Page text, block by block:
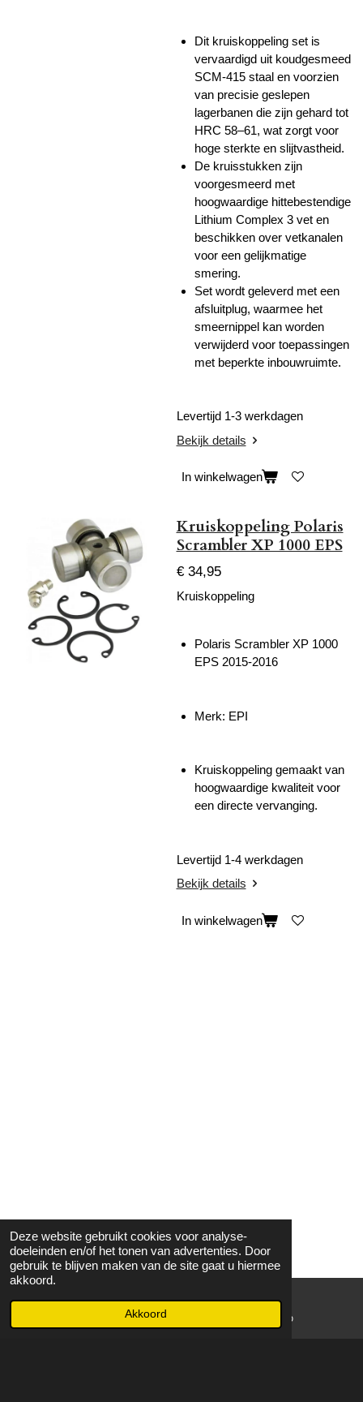
Deze website gebruikt cookies voor analyse-
doeleinden en/of het tonen van advertenties. Door
gebruik te blijven maken van de site gaat u hiermee
akkoord.
Akkoord
Dit kruiskoppeling set is
vervaardigd uit koudgesmeed
SCM-415 staal en voorzien
van precisie geslepen
lagerbanen die zijn gehard tot
HRC 58–61, wat zorgt voor
hoge sterkte en slijtvastheid.
De kruisstukken zijn
voorgesmeerd met
hoogwaardige hittebestendige
Lithium Complex 3 vet en
beschikken over vetkanalen
voor een gelijkmatige
smering.
Set wordt geleverd met een
afsluitplug, waarmee het
smeernippel kan worden
verwijderd voor toepassingen
met beperkte inbouwruimte.
Levertijd 1-3 werkdagen
Bekijk details
In winkelwagen
Kruiskoppeling Polaris
Scrambler XP 1000 EPS
€ 34,95
Kruiskoppeling
Polaris Scrambler XP 1000
EPS 2015-2016
Merk: EPI
Kruiskoppeling gemaakt van
hoogwaardige kwaliteit voor
een directe vervanging.
Levertijd 1-4 werkdagen
Bekijk details
In winkelwagen
WhatsApp